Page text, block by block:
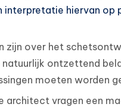
hiervan op
over het
ontzettend
moeten worden
architect vragen een